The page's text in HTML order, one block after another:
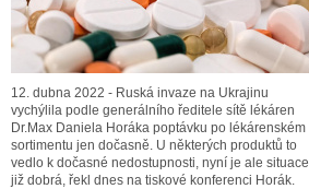
12. dubna 2022 - Ruská invaze na Ukrajinu
vychýlila podle generálního ředitele sítě lékáren
Dr.Max Daniela Horáka poptávku po lékárenském
sortimentu jen dočasně. U některých produktů to
vedlo k dočasné nedostupnosti, nyní je ale situace
již dobrá, řekl dnes na tiskové konferenci Horák.